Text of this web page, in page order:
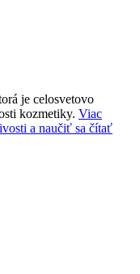
je celosvetovo
kozmetiky. Viac
a naučiť sa čítať